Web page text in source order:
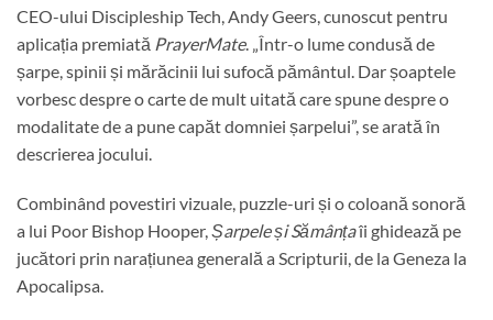
CEO-ului Discipleship Tech, Andy Geers, cunoscut pentru
aplicația premiată PrayerMate. „Într-o lume condusă de
șarpe, spinii și mărăcinii lui sufocă pământul. Dar șoaptele
vorbesc despre o carte de mult uitată care spune despre o
modalitate de a pune capăt domniei șarpelui”, se arată în
descrierea jocului.
Combinând povestiri vizuale, puzzle-uri și o coloană sonoră
a lui Poor Bishop Hooper,Șarpele și Sămânțaîi ghidează pe
jucători prin narațiunea generală a Scripturii, de la Geneza la
Apocalipsa.